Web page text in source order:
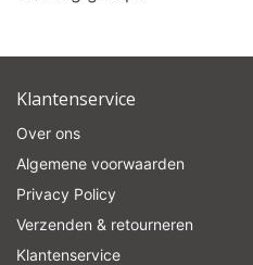
Klantenservice
Over ons
Algemene voorwaarden
Privacy Policy
Verzenden & retourneren
Klantenservice